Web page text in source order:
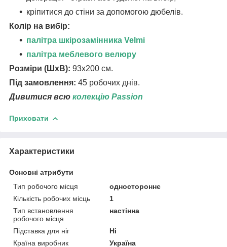
кріпитися до стіни за допомогою дюбелів.
Колір на вибір:
палітра шкірозамінника Velmi
палітра меблевого велюру
Розміри (ШхВ): 93х200 см.
Під замовлення: 45 робочих днів.
Дивитися всю колекцію Passion
Приховати
Характеристики
Основні атрибути
Тип робочого місця
одностороннє
Кількість робочих місць
1
Тип встановлення
робочого місця
настінна
Підставка для ніг
Ні
Країна виробник
Україна